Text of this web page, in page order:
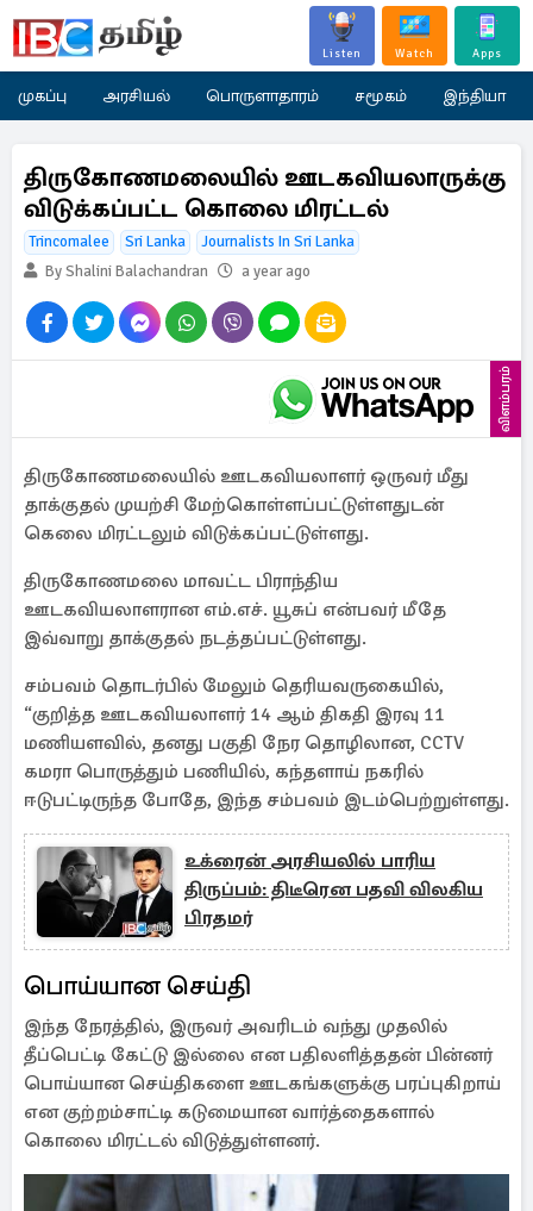
Listen Watch Apps
முகப்பு அரசியல் பொருளாதாரம் சமூகம் இந்தியா
திருகோணமலையில் ஊடகவியலாருக்கு
விடுக்கப்பட்ட கொலை மிரட்டல்
Trincomalee Sri Lanka
Journalists In Sri Lanka
By Shalini Balachandran
a year ago
விளம்பரம்
திருகோணமலையில் ஊடகவியலாளர் ஒருவர் மீது
தாக்குதல் முயற்சி மேற்கொள்ளப்பட்டுள்ளதுடன்
கெலை மிரட்டலும் விடுக்கப்பட்டுள்ளது.
திருகோணமலை மாவட்ட பிராந்திய
ஊடகவியலாளரான எம்.எச். யூசுப் என்பவர் மீதே
இவ்வாறு தாக்குதல் நடத்தப்பட்டுள்ளது.
சம்பவம் தொடர்பில் மேலும் தெரியவருகையில்,
“குறித்த ஊடகவியலாளர் 14 ஆம் திகதி இரவு 11
மணியளவில், தனது பகுதி நேர தொழிலான, CCTV
கமரா பொருத்தும் பணியில், கந்தளாய் நகரில்
ஈடுபட்டிருந்த போதே, இந்த சம்பவம் இடம்பெற்றுள்ளது.
உக்ரைன் அரசியலில் பாரிய
திருப்பம்: திடீரென பதவி விலகிய
பிரதமர்
பொய்யான செய்தி
இந்த நேரத்தில், இருவர் அவரிடம் வந்து முதலில்
தீப்பெட்டி கேட்டு இல்லை என பதிலளித்ததன் பின்னர்
பொய்யான செய்திகளை ஊடகங்களுக்கு பரப்புகிறாய்
என குற்றம்சாட்டி கடுமையான வார்த்தைகளால்
கொலை மிரட்டல் விடுத்துள்ளனர்.